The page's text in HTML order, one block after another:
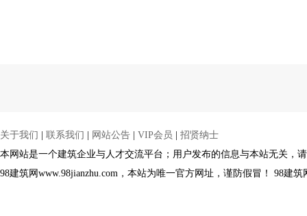
关于我们 联系我们 网站公告 VIP会员
招贤纳士
本网站是一个建筑企业与人才交流平台；用户发布的信息与本站无关，
98建筑网www.98jianzhu.com，本站为唯一官方网址，谨防假冒！ 98建